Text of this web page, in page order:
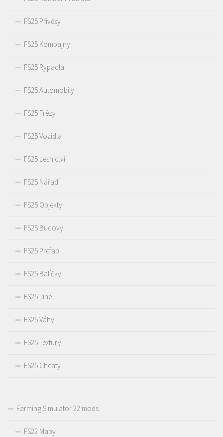
FS25 Přívěsy
FS25 Kombajny
FS25 Rypadla
FS25 Automobily
FS25 Frézy
FS25 Vozidla
FS25 Lesnictví
FS25 Nářadí
FS25 Objekty
FS25 Budovy
FS25 Prefab
FS25 Balíčky
FS25 Jiné
FS25 Váhy
FS25 Textury
FS25 Cheaty
Farming Simulator 22 mods
FS22 Mapy